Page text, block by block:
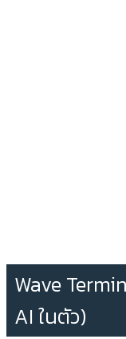
Wave
AI ในตัว)